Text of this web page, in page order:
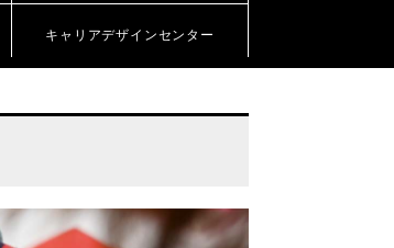
キャリアデザインセンター